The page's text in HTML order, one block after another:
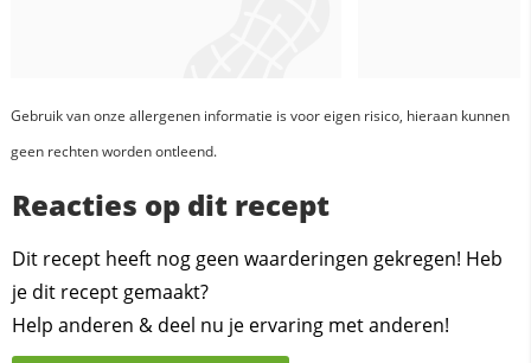
Gebruik van onze allergenen informatie is voor eigen risico, hieraan kunnen
geen rechten worden ontleend.
Reacties op dit recept
Dit recept heeft nog geen waarderingen gekregen! Heb
je dit recept gemaakt?
Help anderen & deel nu je ervaring met anderen!